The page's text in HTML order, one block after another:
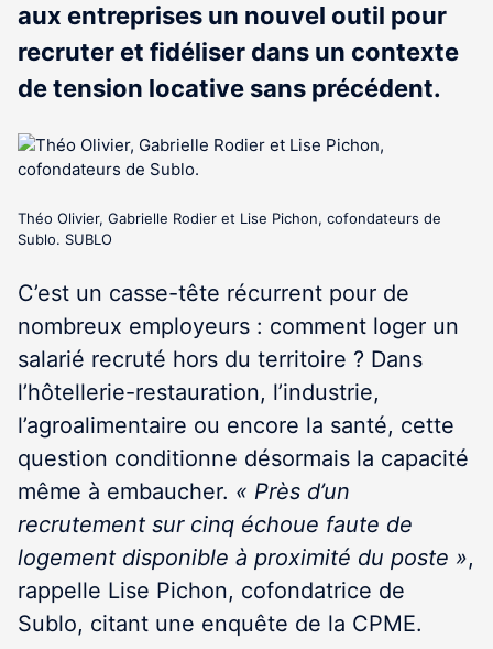
aux entreprises un nouvel outil pour
recruter et fidéliser dans un contexte
de tension locative sans précédent.
Théo Olivier, Gabrielle Rodier et Lise Pichon, cofondateurs de
Sublo. SUBLO
C’est un casse-tête récurrent pour de
nombreux employeurs : comment loger un
salarié recruté hors du territoire ? Dans
l’hôtellerie-restauration, l’industrie,
l’agroalimentaire ou encore la santé, cette
question conditionne désormais la capacité
même à embaucher. « Près d’un
recrutement sur cinq échoue faute de
logement disponible à proximité du poste »,
rappelle Lise Pichon, cofondatrice de
Sublo, citant une enquête de la CPME.